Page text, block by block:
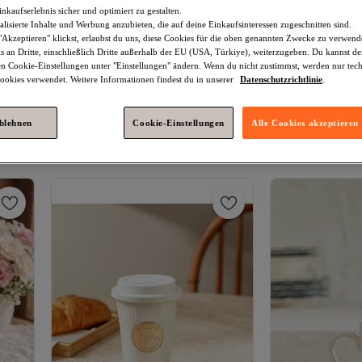
Platz 3 der am häufigsten angezeigten
Hundetassen aus Keramik, 8 cm – 184
ml TPHSS26UP00011
Hundefigur
4.5 (8)
sicher und optimiert zu gestalten.
Inhalte und Werbung anzubieten, die auf deine Einkaufsinteressen zugeschnitten sind.
klickst, erlaubst du uns, diese Cookies für die oben genannten Zwecke zu
an Dritte, einschließlich Dritte außerhalb der EU (USA, Türkiye), weiterzugeben. Du kannst
Cookie-Einstellungen unter "Einstellungen" ändern. Wenn du nicht zustimmst, werden nur
verwendet. Weitere Informationen findest du in unserer
Datenschutzrichtlinie
Cookie-Einstellungen Alle Cookies akzeptieren